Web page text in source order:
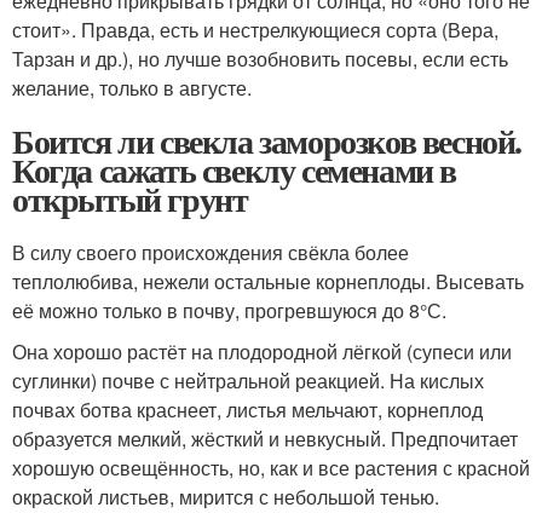
стоит». Правда, есть и нестрелкующиеся сорта (Вера,
Тарзан и др.), но лучше возобновить посевы, если есть
желание, только в августе.
Боится ли свекла заморозков весной.
Когда сажать свеклу семенами в
открытый грунт
В силу своего происхождения свёкла более
теплолюбива, нежели остальные корнеплоды. Высевать
её можно только в почву, прогревшуюся до 8°С.
Она хорошо растёт на плодородной лёгкой (супеси или
суглинки) почве с нейтральной реакцией. На кислых
почвах ботва краснеет, листья мельчают, корнеплод
образуется мелкий, жёсткий и невкусный. Предпочитает
хорошую освещённость, но, как и все растения с красной
окраской листьев, мирится с небольшой тенью.